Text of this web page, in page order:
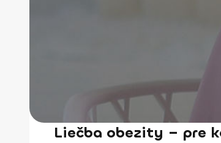
Liečba obezity – pre